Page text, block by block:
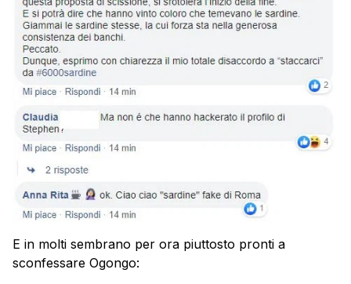
E in molti sembrano per ora piuttosto pronti a
sconfessare Ogongo: